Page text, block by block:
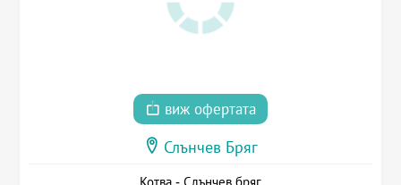
виж офертата
Слънчев Бряг
Котва - Слънчев бряг